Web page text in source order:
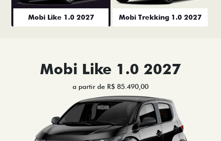
Mobi Like 1.0 2027 Mobi Trekking 1.0 2027
Mobi Like 1.0 2027
a partir de R$ 85.490,00